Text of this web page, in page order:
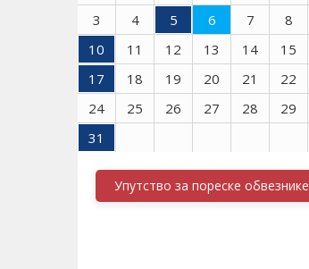
3
4 5 6 7 8
10
11 12 13 14 15
17
18 19 20 21 22
24
25 26 27 28 29
31
Упутство за пореске обвезнике